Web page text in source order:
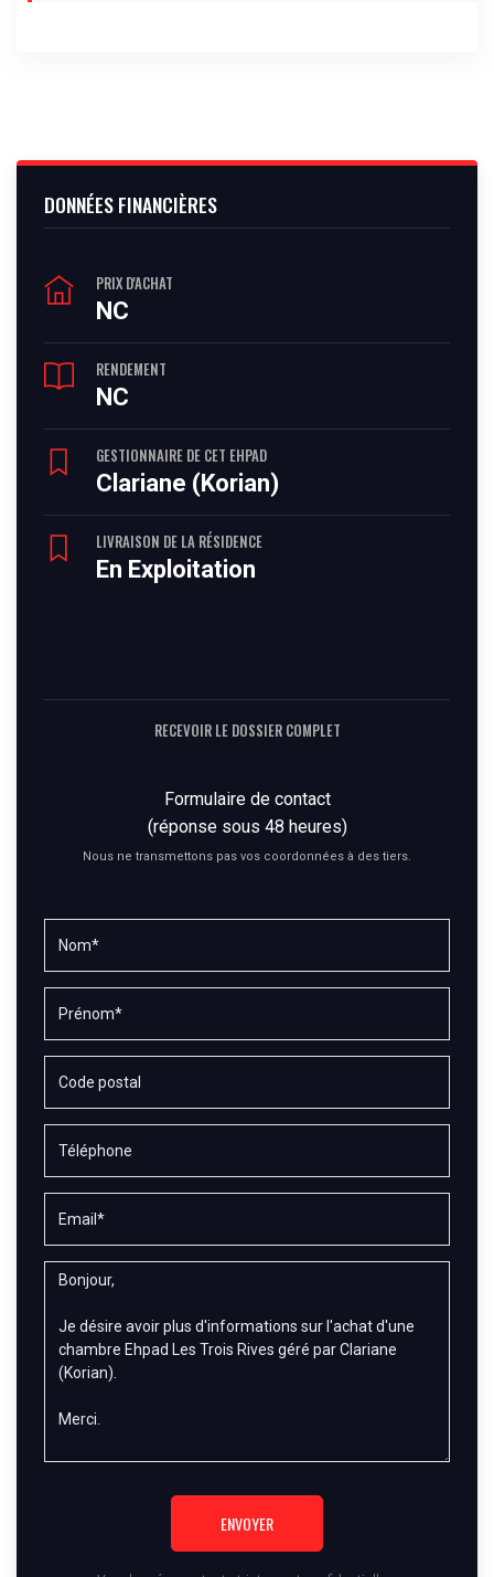
DONNÉES FINANCIÈRES
PRIX D'ACHAT
NC
RENDEMENT
NC
GESTIONNAIRE DE CET EHPAD
Clariane (Korian)
LIVRAISON DE LA RÉSIDENCE
En Exploitation
RECEVOIR LE DOSSIER COMPLET
Formulaire de contact
(réponse sous 48 heures)
Nous ne transmettons pas vos coordonnées à des tiers.
ENVOYER